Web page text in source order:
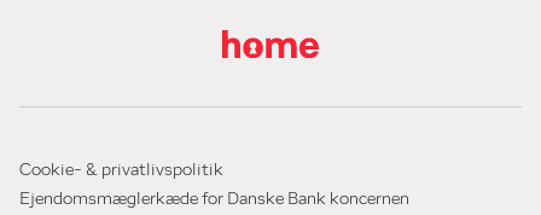
Cookie- & privatlivspolitik
Ejendomsmæglerkæde for Danske Bank koncernen